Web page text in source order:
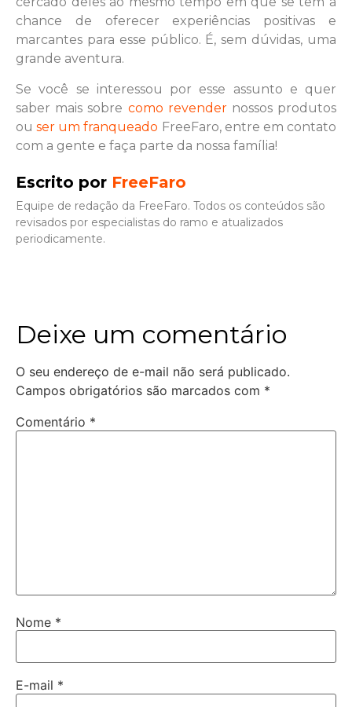
chance de oferecer experiências positivas e
marcantes para esse público. É, sem dúvidas, uma
grande aventura.
Se você se interessou por esse assunto e quer
saber mais sobre como revendernossos produtos
ouser um franqueado FreeFaro, entre em contato
com a gente e faça parte da nossa família!
Escrito por FreeFaro
Equipe de redação da FreeFaro. Todos os conteúdos são
revisados por especialistas do ramo e atualizados
periodicamente.
Deixe um comentário
O seu endereço de e-mail não será publicado.
Campos obrigatórios são marcados com *
Comentário *
Nome *
E-mail *